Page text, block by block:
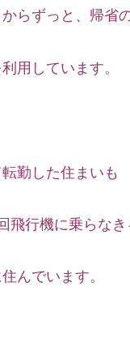
らずっと、帰省
用しています。
勤した住まいも
飛行機に乗らなき
んでいます。